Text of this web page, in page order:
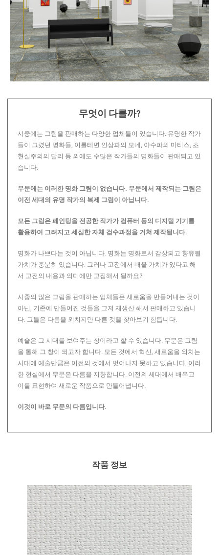
무엇이 다를까?
시중에는 그림을 판매하는 다양한 업체들이 있습니다. 유명한 작가
들이 그렸던 명화들, 이를테면 인상파의 모네, 야수파의 마티스, 초
현실주의의 달리 등 외에도 수많은 작가들의 명화들이 판매되고 있
습니다.
무문에는 이러한 명화 그림이 없습니다. 무문에서 제작되는 그림은
이전 세대의 유명 작가의 복제 그림이 아닙니다.
모든 그림은 페인팅을 전공한 작가가 컴퓨터 등의 디지털 기기를
활용하여 그려지고 세심한 자체 검수과정을 거쳐 제작됩니다.
명화가 나쁘다는 것이 아닙니다. 명화는 명화로서 감상되고 향유될
가치가 충분히 있습니다. 그러나 고전에서 배울 가치가 있다고 해
서 고전의 내용과 의미에만 고집해서 될까요?
시중의 많은 그림을 판매하는 업체들은 새로움을 만들어내는 것이
아닌, 기존에 만들어진 것들을 그저 재생산 해서 판매하고 있습니
다. 그들은 다름을 외치지만 다른 것을 찾아보기 힘듭니다.
예술은 그 시대를 보여주는 창이라고 할 수 있습니다. 무문은 그림
을 통해 그 창이 되고자 합니다. 모든 것에서 혁신, 새로움을 외치는
시대에 예술만큼은 이전의 것에서 벗어나지 못하고 있습니다. 이러
한 현실에서 무문은 다름을 지향합니다. 이전의 세대에서 배우고
이를 표현하여 새로운 작품으로 만들어냅니다.
이것이 바로 무문의 다름입니다.
작품 정보